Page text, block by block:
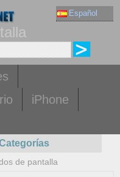
Español
iPhone
de pantalla